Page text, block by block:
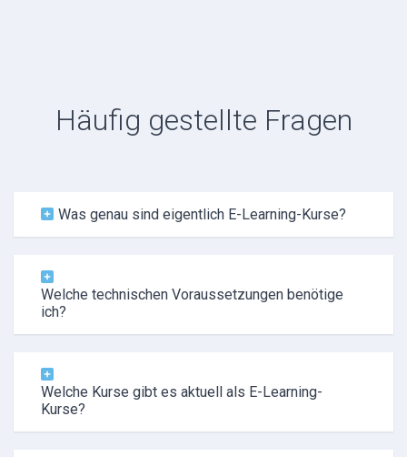
Häufig gestellte Fragen
Was genau sind eigentlich E-Learning-Kurse?
Welche technischen Voraussetzungen benötige
ich?
Welche Kurse gibt es aktuell als E-Learning-
Kurse?